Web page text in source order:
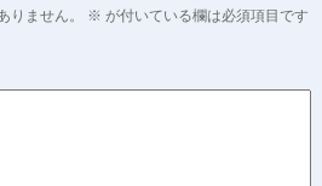
りません。 ※ が付いている欄は必須項目です